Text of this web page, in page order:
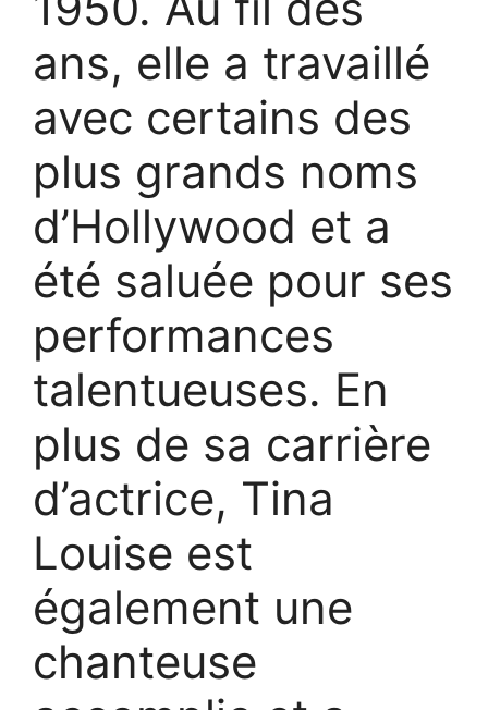
ans, elle a travaillé
avec certains des
plus grands noms
d’Hollywood et a
été saluée pour ses
performances
talentueuses. En
plus de sa carrière
d’actrice, Tina
Louise est
également une
chanteuse